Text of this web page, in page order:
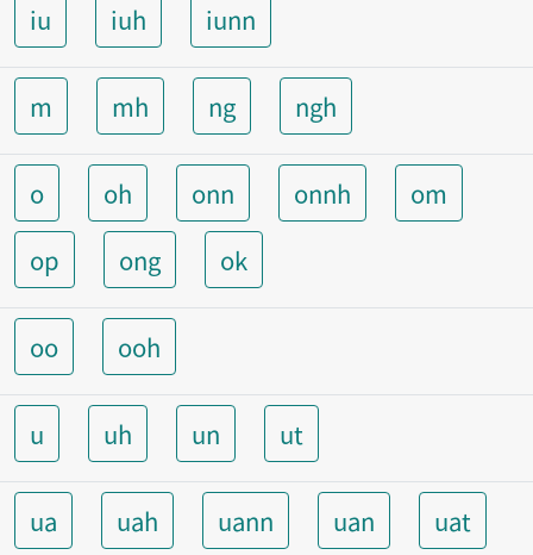
iu iuh iunn
m mh ng ngh
o oh onn onnh
om
op
ong ok
oo ooh
u uh un ut
ua uah uann uan
uat